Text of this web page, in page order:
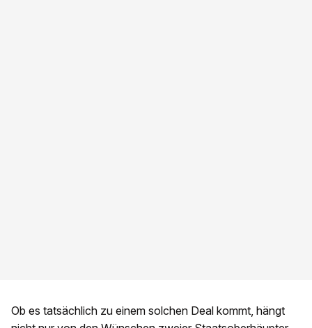
Ob es tatsächlich zu einem solchen Deal kommt, hängt